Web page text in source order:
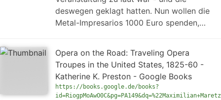
deswegen geklagt hatten. Nun wollen die
Metal-Impresarios 1000 Euro spenden,…
Opera on the Road: Traveling Opera
Troupes in the United States, 1825-60 -
Katherine K. Preston - Google Books
https://books.google.de/books?